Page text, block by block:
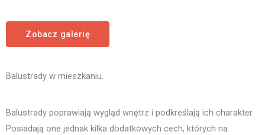
Zobacz galerię
Balustrady w mieszkaniu.
Balustrady poprawiają wygląd wnętrz i podkreślają ich charakter.
Posiadają one jednak kilka dodatkowych cech, których na